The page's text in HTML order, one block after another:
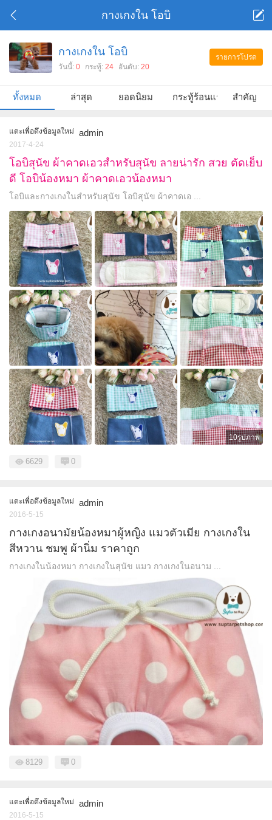
กางเกงใน โอบิ
รายการโปรด
กางเกงใน โอบิ
วันนี้:0 กระทู้:24 อันดับ:20
ทั้งหมด ล่าสุด ยอดนิยม กระทู้ร้อนแรง สำคัญ
แตะเพื่อดึงข้อมูลใหม่ admin
2017-4-24
โอบิสุนัข ผ้าคาดเอวสำหรับสุนัข ลายน่ารัก สวย ตัดเย็บ
ดี โอบิน้องหมา ผ้าคาดเอวน้องหมา
โอบิและกางเกงในสำหรับสุนัข โอบิสุนัข ผ้าคาดเอ ...
10รูปภาพ
6629 0
แตะเพื่อดึงข้อมูลใหม่ admin
2016-5-15
กางเกงอนามัยน้องหมาผู้หญิง แมวตัวเมีย กางเกงใน
สีหวาน ชมพู ผ้านิ่ม ราคาถูก
กางเกงในน้องหมา กางเกงในสุนัข แมว กางเกงในอนาม ...
8129 0
แตะเพื่อดึงข้อมูลใหม่ admin
2016-5-15